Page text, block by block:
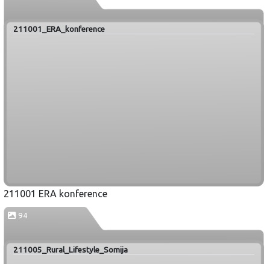
211001_ERA_konference
211001 ERA konference
94
211005_Rural_Lifestyle_Somija